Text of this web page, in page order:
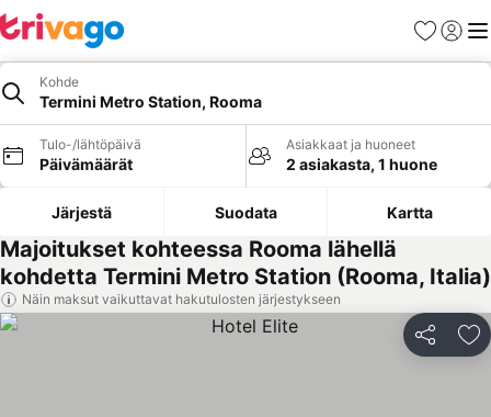
Suosikit
Kohde
Termini Metro Station, Rooma
Tulo-/lähtöpäivä
Päivämäärät
Asiakkaat ja huoneet
2 asiakasta, 1 huone
Järjestä Suodata Kartta
Majoitukset kohteessa Rooma lähellä
kohdetta Termini Metro Station (Rooma, Italia)
Näin maksut vaikuttavat hakutulosten järjestykseen
Jaa